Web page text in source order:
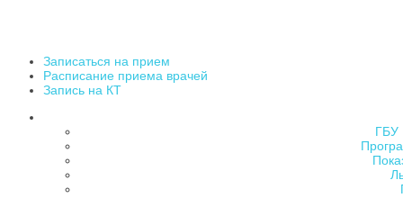
Записаться на прием
Расписание приема врачей
Запись на КТ
ГБУ